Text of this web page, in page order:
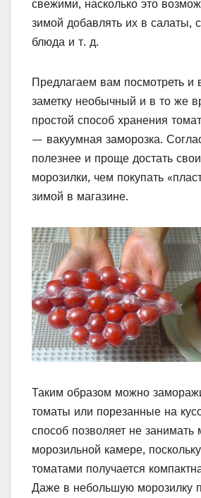
свежими, насколько это
зимой добавлять их в салаты,
блюда и т. д.
Предлагаем вам посмотреть и
заметку необычный и в то же
простой способ хранения
— вакуумная заморозка.
полезнее и проще достать
морозилки, чем покупать
зимой в магазине.
Таким образом можно
томаты или порезанные на
способ позволяет не занимать
морозильной камере,
томатами получается
Даже в небольшую морозилку